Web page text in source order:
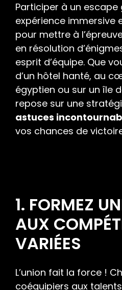
Participer à un
expérience immersive
pour mettre à
en résolution
esprit d’équipe. Que
d’un hôtel hanté, au
égyptien ou sur un île
repose sur une
astuces
vos chances de
1. FORMEZ
AUX
VARIÉES
L’union fait la force !
coéquipiers aux